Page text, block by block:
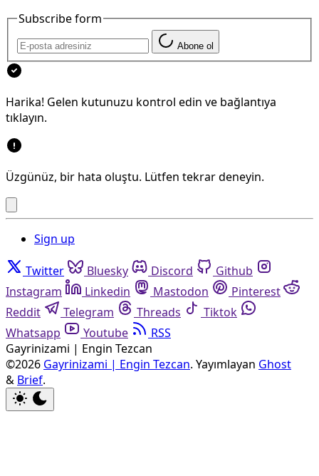
Subscribe form
Abone ol
Harika! Gelen kutunuzu kontrol edin ve bağlantıya
tıklayın.
Üzgünüz, bir hata oluştu. Lütfen tekrar deneyin.
Sign up
Twitter Bluesky Discord
Github
Instagram
Linkedin Mastodon
Pinterest
Reddit
Telegram Threads
Tiktok
Whatsapp
Youtube
RSS
Gayrinizami | Engin Tezcan
©2026 Gayrinizami | Engin Tezcan. Yayımlayan Ghost
& Brief.